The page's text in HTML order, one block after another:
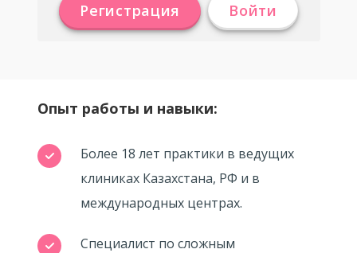
Регистрация Войти
Опыт работы и навыки:
Более 18 лет практики в ведущих
клиниках Казахстана, РФ и в
международных центрах.
Специалист по сложным